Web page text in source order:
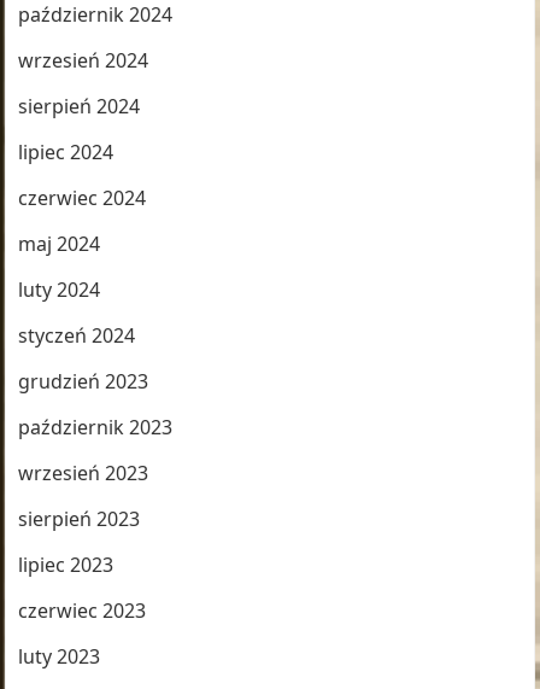
październik 2024
wrzesień 2024
sierpień 2024
lipiec 2024
czerwiec 2024
maj 2024
luty 2024
styczeń 2024
grudzień 2023
październik 2023
wrzesień 2023
sierpień 2023
lipiec 2023
czerwiec 2023
luty 2023